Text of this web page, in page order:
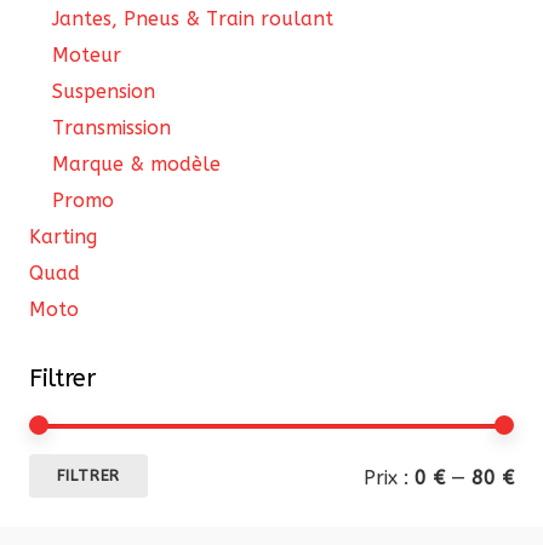
Jantes, Pneus & Train roulant
Moteur
Suspension
Transmission
Marque & modèle
Promo
Karting
Quad
Moto
Filtrer
FILTRER Prix : 0 €— 80 €